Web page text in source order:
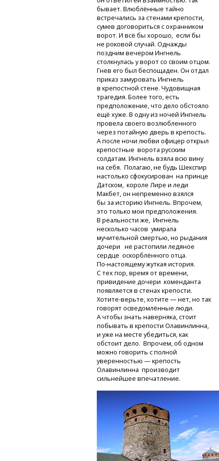
бывает. Влюблённые тайно
встречались за стенами крепости,
сумев договориться с охранником
ворот. И всё бы хорошо, если бы
не роковой случай. Однажды
поздним вечером Ингнель
столкнулась у ворот со своим отцом.
Гнев его был беспощаден. Он отдал
приказ замуровать Ингнель
в крепостной стене. Чудовищная
трагедия. Более того, есть
предположение, что дело обстояло
ещё хуже. В одну из ночей Ингнель
провела своего возлюбленного
через потайную дверь в крепость.
А после ночи любви офицер открыл
крепостные ворота русским
солдатам. Ингнель взяла всю вину
на себя. Полагаю, не будь Шекспир
настолько сфокусирован на принце
Датском, короле Лире и леди
Макбет, он непременно взялся
бы за историю Ингнель. Впрочем,
это только мои предположения.
В реальности же, Ингнель
несколько часов умирала
мучительной смертью, но рыдания
дочери не растопили ледяное
сердце оскорблённого отца.
По-настоящемужуткая история.
С тех пор, время от времени,
привидение дочери коменданта
появляется в стенах крепости.
Хотите-верьте,хотите — нет, но так
говорят осведомлённые люди.
А чтобы знать наверняка, стоит
побывать в крепости Олавинлинна,
и уже на месте убедиться, как
обстоит дело. Впрочем, об одном
можно говорить с полной
уверенностью — крепость
Олавинлинна производит
сильнейшее впечатление.